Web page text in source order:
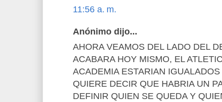
11:56 a. m.
Anónimo dijo...
AHORA VEAMOS DEL LADO DEL
ACABARA HOY MISMO, EL
ACADEMIA ESTARIAN
QUIERE DECIR QUE HABRIA UN
DEFINIR QUIEN SE QUEDA Y